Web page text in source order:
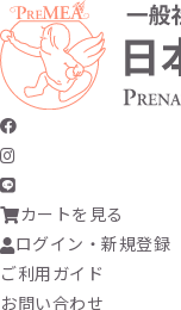
カートを見る
ログイン・新規登録
ご利用ガイド
お問い合わせ